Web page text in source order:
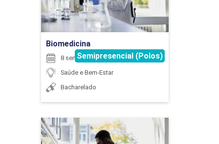
Biomedicina
Semipresencial (Polos)
8 semestres
Saúde e Bem-Estar
Bacharelado
Ir para Inscrição
Biomedicina